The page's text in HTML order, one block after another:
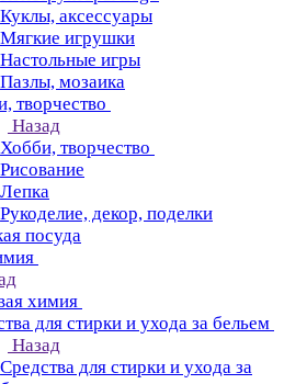
Куклы, аксессуары
Мягкие игрушки
Настольные игры
Пазлы, мозаика
творчество
Назад
Хобби, творчество
Рисование
Лепка
Рукоделие, декор, поделки
посуда
химия
для стирки и ухода за бельем
Назад
Средства для стирки и ухода за